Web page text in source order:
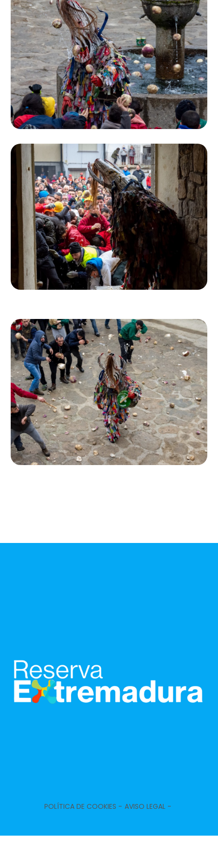
POLÍTICA DE COOKIES - AVISO LEGAL -